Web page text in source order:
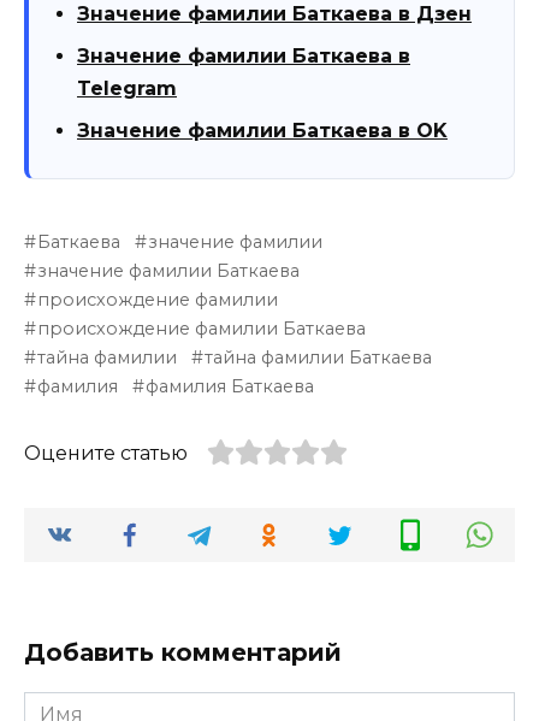
Значение фамилии Баткаева в Дзен
Значение фамилии Баткаева в
Telegram
Значение фамилии Баткаева в OK
Баткаева
значение фамилии
значение фамилии Баткаева
происхождение фамилии
происхождение фамилии Баткаева
тайна фамилии
тайна фамилии Баткаева
фамилия
фамилия Баткаева
Оцените статью
Добавить комментарий
Имя